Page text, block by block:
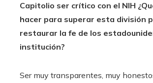
Capitolio ser crítico con el NIH
hacer para superar esta división
restaurar la fe de los
institución?
Ser muy transparentes, muy